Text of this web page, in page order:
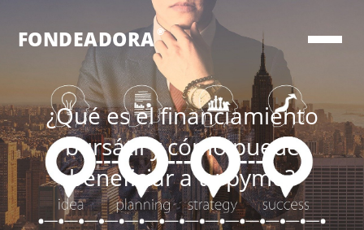
FONDEADORA ®
¿Qué es el financiamiento
bursátil y cómo puede
beneficiar a tu pyme?